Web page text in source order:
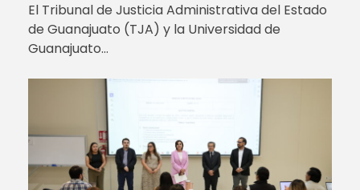
El Tribunal de Justicia Administrativa del Estado
de Guanajuato (TJA) y la Universidad de
Guanajuato…